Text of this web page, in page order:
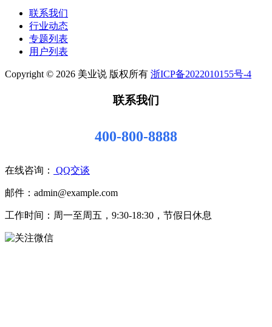
联系我们
行业动态
专题列表
用户列表
Copyright © 2026 美业说 版权所有 浙ICP备2022010155号-4
联系我们
400-800-8888
在线咨询： QQ交谈
邮件：admin@example.com
工作时间：周一至周五，9:30-18:30，节假日休息